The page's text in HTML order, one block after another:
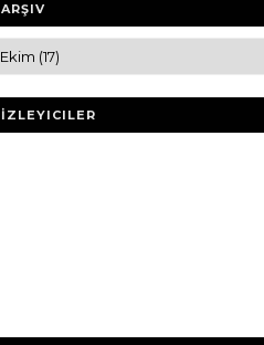
ARŞIV
İZLEYICILER